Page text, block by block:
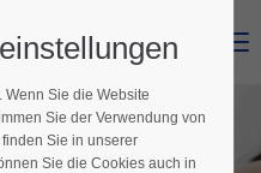
Menu
Wenn Sie die Website
Sie der Verwendung von
Sie in unserer
Sie die Cookies auch in